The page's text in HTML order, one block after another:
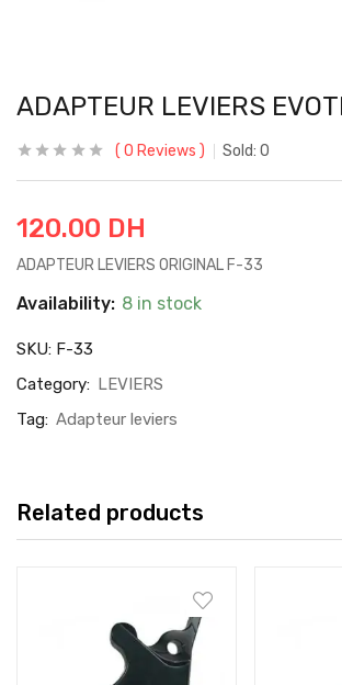
ADAPTEUR LEVIERS
0 Reviews Sold: 0
120.00 DH
ADAPTEUR LEVIERS ORIGINAL F-33
Availability: 8 in stock
SKU: F-33
Category: LEVIERS
Tag: Adapteur leviers
Related products